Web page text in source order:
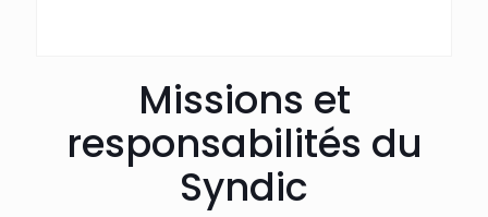
Missions et
responsabilités du
Syndic